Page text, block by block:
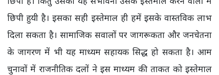
छिपी हुयी है। इसका सही इस्तेमाल ही हमें इसके वास्तविक लाभ
दिला सकता है। सामाजिक सवालों पर जागरूकता और जनचेतना
के जागरण में भी यह माध्यम सहायक सिद्ध हो सकता है। आम
चुनावों में राजनीतिक दलों ने इस माध्यम की ताकत को इस्तेमाल